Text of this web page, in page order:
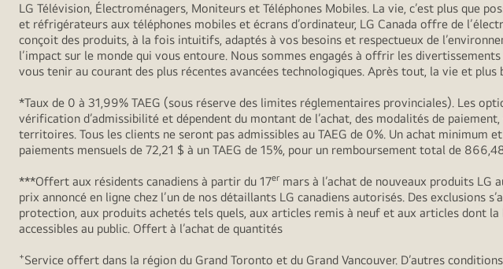
LG Télévision, Électroménagers, Moniteurs et Téléphones Mobiles. La vie, c’est plus que
et réfrigérateurs aux téléphones mobiles et écrans d’ordinateur, LG Canada offre de
conçoit des produits, à la fois intuitifs, adaptés à vos besoins et respectueux de
l’impact sur le monde qui vous entoure. Nous sommes engagés à offrir les
vous tenir au courant des plus récentes avancées technologiques. Après tout, la vie et plus
*Taux de 0 à 31,99% TAEG (sous réserve des limites réglementaires provinciales). Les
vérification d’admissibilité et dépendent du montant de l’achat, des modalités de
territoires. Tous les clients ne seront pas admissibles au TAEG de 0%. Un achat
paiements mensuels de 72,21 $ à un TAEG de 15%, pour un remboursement total de
***Offert aux résidents canadiens à partir du 17er mars à l’achat de nouveaux produits LG
prix annoncé en ligne chez l’un de nos détaillants LG canadiens autorisés. Des exclusions
protection, aux produits achetés tels quels, aux articles remis à neuf et aux articles dont
accessibles au public. Offert à l’achat de quantités
+Service offert dans la région du Grand Toronto et du Grand Vancouver. D’autres conditions